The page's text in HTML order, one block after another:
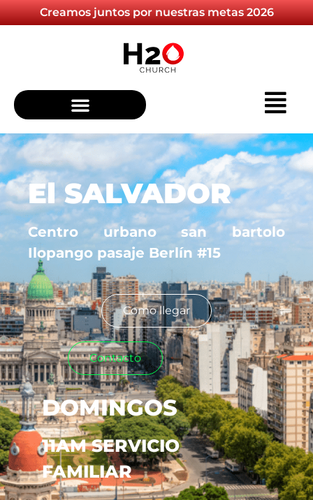
Creamos juntos por nuestras metas 2026
El SALVADOR
Centro urbano san bartolo
Ilopango pasaje Berlín #15
Como llegar
Contacto
DOMINGOS
11AM SERVICIO
FAMILIAR